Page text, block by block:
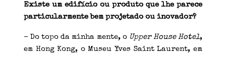
Existe um edifício ou produto que lhe parece
particularmente bem projetado ou inovador?
– Do topo da minha mente, o Upper House Hotel,
em Hong Kong, o Museu Yves Saint Laurent, em